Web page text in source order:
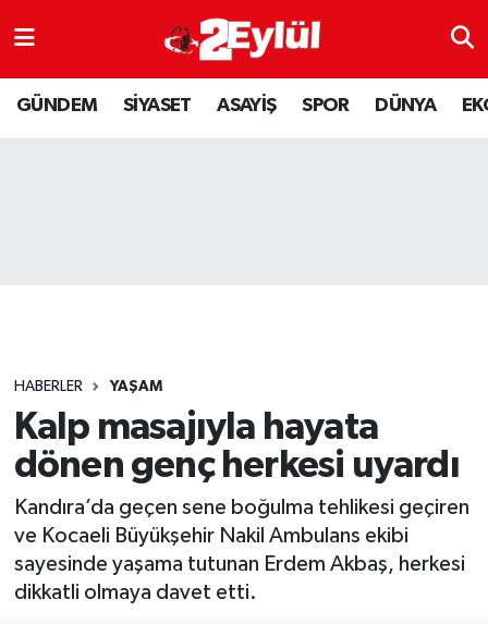
GÜNDEM SİYASET ASAYİŞ SPOR DÜNYA
HABERLER YAŞAM
Kalp masajıyla hayata
dönen genç herkesi uyardı
Kandıra’da geçen sene boğulma tehlikesi geçiren
ve Kocaeli Büyükşehir Nakil Ambulans ekibi
sayesinde yaşama tutunan Erdem Akbaş, herkesi
dikkatli olmaya davet etti.
ASAYİŞ
DÜNYA
SPOR
YAŞAM
Nöbetçi Eczaneler
Hava Durumu
Son Dakika Haberleri
Haber Arşivi